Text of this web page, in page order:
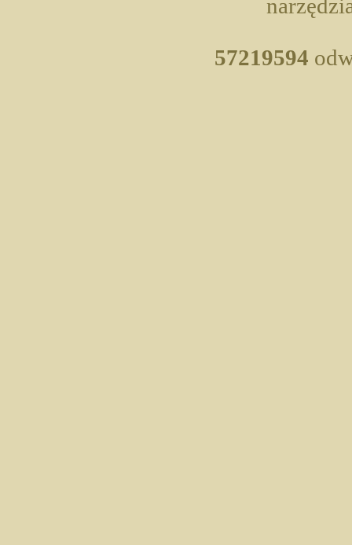
57219594